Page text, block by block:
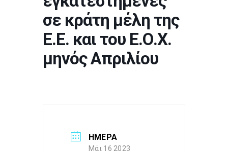
σε κράτη μέλη της
Ε.Ε. και του Ε.Ο.Χ.
μηνός Απριλίου
ΗΜΕΡΑ
Μάι 16 2023